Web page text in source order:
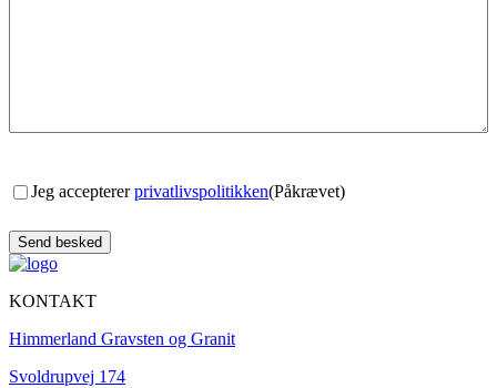
Consent(Påkrævet)
Jeg acceptererprivatlivspolitikken(Påkrævet)
KONTAKT
Himmerland Gravsten og Granit
Svoldrupvej 174